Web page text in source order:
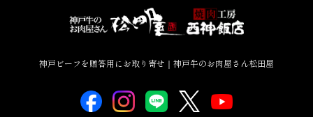
神戸ビーフを贈答用にお取り寄せ｜神戸牛のお肉屋さん松田屋